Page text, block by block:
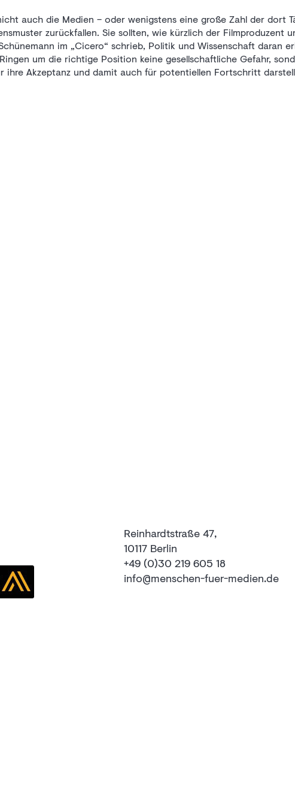
auch die Medien – oder wenigstens eine große Zahl der dort
zurückfallen. Sie sollten, wie kürzlich der Filmproduzent
im „Cicero“ schrieb, Politik und Wissenschaft daran
um die richtige Position keine gesellschaftliche Gefahr,
ihre Akzeptanz und damit auch für potentiellen Fortschritt
Reinhardtstraße 47,
10117 Berlin
+49 (0)30 219 605 18
info@menschen-fuer-medien.de